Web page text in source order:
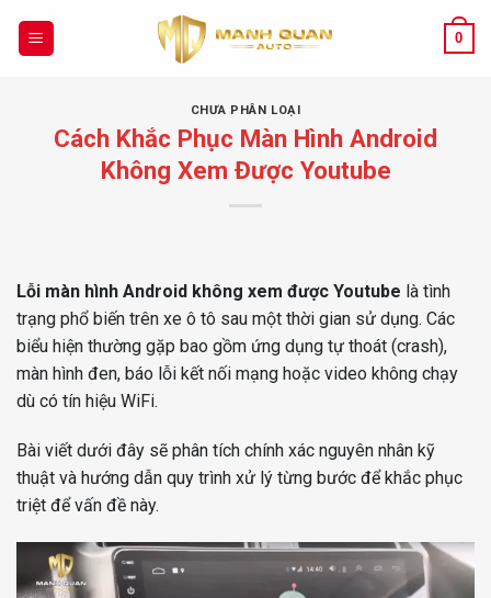
0
CHƯA PHÂN LOẠI
Cách Khắc Phục Màn Hình Android
Không Xem Được Youtube
Lỗi màn hình Android không xem được Youtube là tình
trạng phổ biến trên xe ô tô sau một thời gian sử dụng. Các
biểu hiện thường gặp bao gồm ứng dụng tự thoát (crash),
màn hình đen, báo lỗi kết nối mạng hoặc video không chạy
dù có tín hiệu WiFi.
Bài viết dưới đây sẽ phân tích chính xác nguyên nhân kỹ
thuật và hướng dẫn quy trình xử lý từng bước để khắc phục
triệt để vấn đề này.